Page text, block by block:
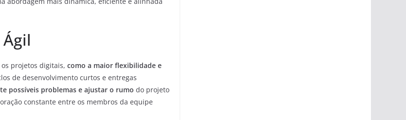
projetos digitais, como a maior flexibilidade e
de desenvolvimento curtos e entregas
possíveis problemas e ajustar o rumo do projeto
constante entre os membros da equipe